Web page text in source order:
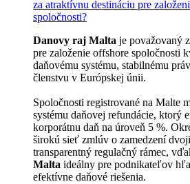
za atraktívnu destináciu pre
spoločnosti?
Danovy raj Malta je považovaný
pre založenie offshore spoločnosti
daňovému systému, stabilnému
členstvu v Európskej únii.
Spoločnosti registrované na Malte
systému daňovej refundácie, ktorý
korporátnu daň na úroveň 5 %.
širokú sieť zmlúv o zamedzení
transparentný regulačný rámec,
Malta ideálny pre podnikateľov
efektívne daňové riešenia.